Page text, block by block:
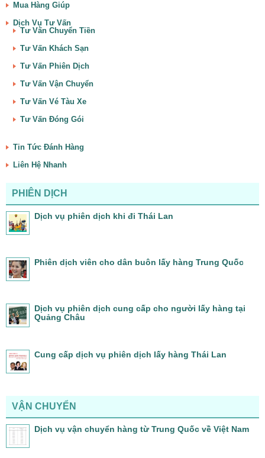
Mua Hàng Giúp
Dịch Vụ Tư Vấn
Tư Vấn Chuyển Tiền
Tư Vấn Khách Sạn
Tư Vấn Phiên Dịch
Tư Vấn Vận Chuyển
Tư Vấn Vé Tàu Xe
Tư Vấn Đóng Gói
Tin Tức Đánh Hàng
Liên Hệ Nhanh
PHIÊN DỊCH
Dịch vụ phiên dịch khi đi Thái Lan
Phiên dịch viên cho dân buôn lấy hàng Trung Quốc
Dịch vụ phiên dịch cung cấp cho người lấy hàng tại
Quảng Châu
Cung cấp dịch vụ phiên dịch lấy hàng Thái Lan
VẬN CHUYỂN
Dịch vụ vận chuyển hàng từ Trung Quốc về Việt Nam